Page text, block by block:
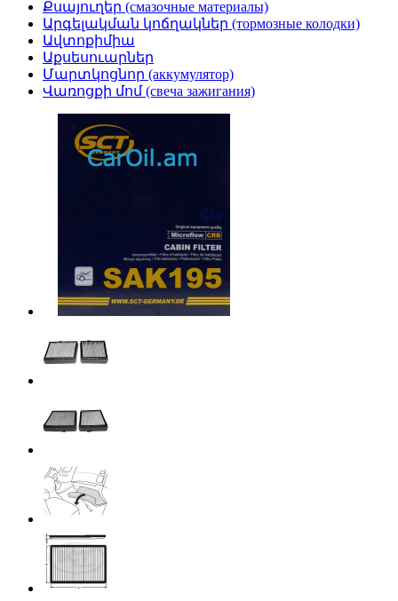
Քսայուղեր (смазочные материалы)
Արգելակման կոճղակներ (тормозные колодки)
Ավտոքիմիա
Աքսեսուարներ
Մարտկոցնոր (аккумулятор)
Վառոցքի մոմ (свеча зажигания)